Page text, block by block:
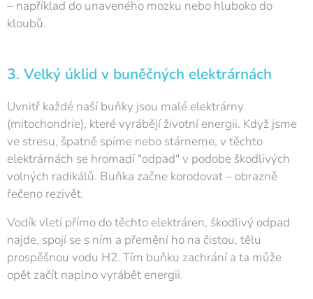
– například do unaveného mozku nebo hluboko do
kloubů.
3. Velký úklid v buněčných elektrárnách
Uvnitř každé naší buňky jsou malé elektrárny
(mitochondrie), které vyrábějí životní energii. Když jsme
ve stresu, špatně spíme nebo stárneme, v těchto
elektrárnách se hromadí "odpad" v podobe škodlivých
volných radikálů. Buňka začne korodovat – obrazně
řečeno rezivět.
Vodík vletí přímo do těchto elektráren, škodlivý odpad
najde, spojí se s ním a přemění ho na čistou, tělu
prospěšnou vodu H2. Tím buňku zachrání a ta může
opět začít naplno vyrábět energii.